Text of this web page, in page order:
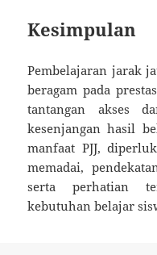
Kesimpulan
Pembelajaran jarak
beragam pada
tantangan akses
kesenjangan hasil
manfaat PJJ,
memadai,
serta perhatian
kebutuhan belajar